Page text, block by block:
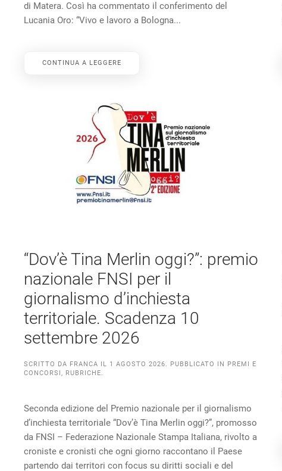
di Matera. Così ha commentato il conferimento del
Lucania Oro: “Vivo e lavoro a Bologna...
CONTINUA A LEGGERE
“Dov’è Tina Merlin oggi?”: premio
nazionale FNSI per il
giornalismo d’inchiesta
territoriale. Scadenza 10
settembre 2026
SCRITTO DA FRANCA IL 1 AGOSTO 2026. PUBBLICATO IN PREMI E
CONCORSI, RUBRICHE.
Seconda edizione del Premio nazionale per il giornalismo
d’inchiesta territoriale “Dov’è Tina Merlin oggi?”, promosso
da FNSI – Federazione Nazionale Stampa Italiana, rivolto a
croniste e cronisti che ogni giorno raccontano il Paese
partendo dai territori con focus su diritti sociali e del